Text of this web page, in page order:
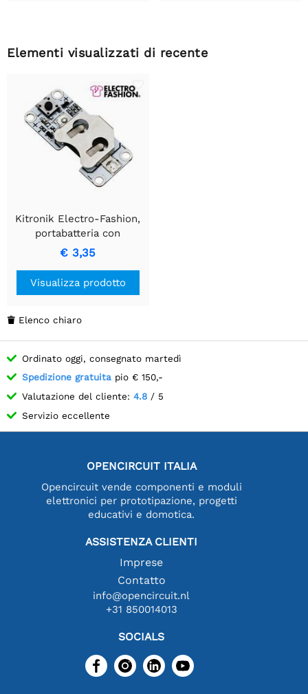
Elementi visualizzati di recente
Kitronik Electro-Fashion,
portabatteria con
interruttore a scatto
€ 3,35
Visualizza prodotto
 Elenco chiaro
Ordinato oggi, consegnato martedì
Spedizione gratuita pio € 150,-
Valutazione del cliente: 4.8 / 5
Servizio eccellente
OPENCIRCUIT ITALIA
Opencircuit vende componenti e moduli
elettronici per prototipazione, progetti
educativi e domotica.
ASSISTENZA CLIENTI
Imprese
Contatto
info@opencircuit.nl
+31 850014013
SOCIALS